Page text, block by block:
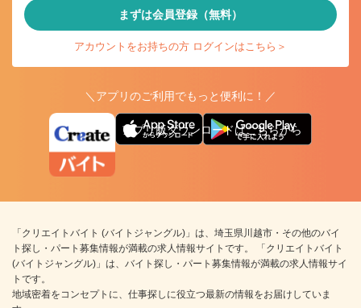
まずは会員登録（無料）
アカウントをお持ちの方 ログインはこちら＞
＼アプリのご利用でもっと便利に！／
アプリ版ダウンロードはこちらから
「クリエイトバイト (バイトジャングル)」は、埼玉県川越市・その他のバイ
ト探し・パート募集情報が満載の求人情報サイトです。 「クリエイトバイト
(バイトジャングル)」は、バイト探し・パート募集情報が満載の求人情報サイ
トです。
地域密着をコンセプトに、仕事探しに役立つ最新の情報をお届けしていま